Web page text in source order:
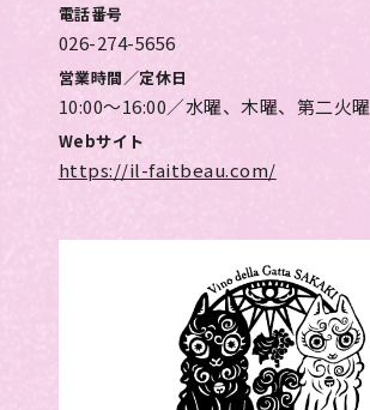
電話番号
026-274-5656
営業時間／定休日
10:00～16:00／水曜、木曜、第二火曜
Webサイト
https://il-faitbeau.com/